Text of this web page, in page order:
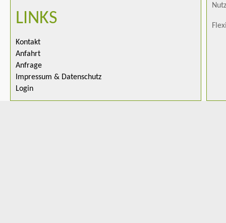
LINKS
Kontakt
Anfahrt
Anfrage
Impressum & Datenschutz
Login